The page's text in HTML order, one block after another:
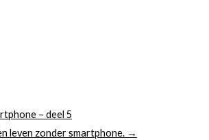
– deel 5
leven zonder smartphone. →